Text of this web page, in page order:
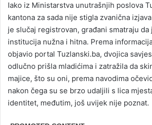
Iako iz Ministarstva unutrašnjih poslova
kantona za sada nije stigla zvanična
je slučaj registrovan, građani smatraju da
institucija nužna i hitna. Prema
objavio portal Tuzlanski.ba, dvojica
odlučno prišla mladićima i zatražila da
majice, što su oni, prema navodima
nakon čega su se brzo udaljili s lica
identitet, međutim, još uvijek nije poznat.